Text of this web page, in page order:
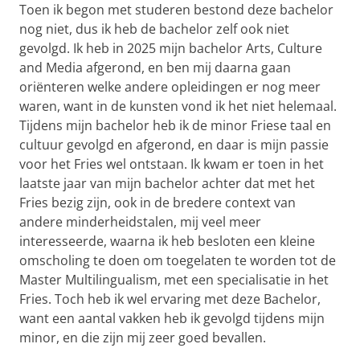
Toen ik begon met studeren bestond deze bachelor
nog niet, dus ik heb de bachelor zelf ook niet
gevolgd. Ik heb in 2025 mijn bachelor Arts, Culture
and Media afgerond, en ben mij daarna gaan
oriënteren welke andere opleidingen er nog meer
waren, want in de kunsten vond ik het niet helemaal.
Tijdens mijn bachelor heb ik de minor Friese taal en
cultuur gevolgd en afgerond, en daar is mijn passie
voor het Fries wel ontstaan. Ik kwam er toen in het
laatste jaar van mijn bachelor achter dat met het
Fries bezig zijn, ook in de bredere context van
andere minderheidstalen, mij veel meer
interesseerde, waarna ik heb besloten een kleine
omscholing te doen om toegelaten te worden tot de
Master Multilingualism, met een specialisatie in het
Fries. Toch heb ik wel ervaring met deze Bachelor,
want een aantal vakken heb ik gevolgd tijdens mijn
minor, en die zijn mij zeer goed bevallen.